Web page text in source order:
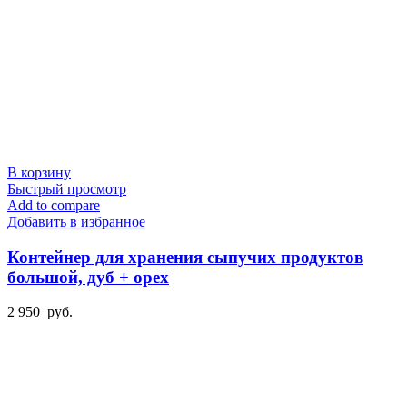
В корзину
Быстрый просмотр
Add to compare
Добавить в избранное
Контейнер для хранения сыпучих продуктов
большой, дуб + орех
2 950 руб.